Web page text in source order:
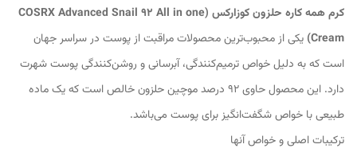
کرم همه کاره حلزون کوزارکس (COSRX Advanced Snail 92 All in one
Cream) یکی از محبوب‌ترین محصولات مراقبت از پوست در سراسر جهان
است که به دلیل خواص ترمیم‌کنندگی، آبرسانی و روشن‌کنندگی پوست شهرت
دارد. این محصول حاوی 92 درصد موچین حلزون خالص است که یک ماده
طبیعی با خواص شگفت‌انگیز برای پوست می‌باشد.
ترکیبات اصلی و خواص آنها